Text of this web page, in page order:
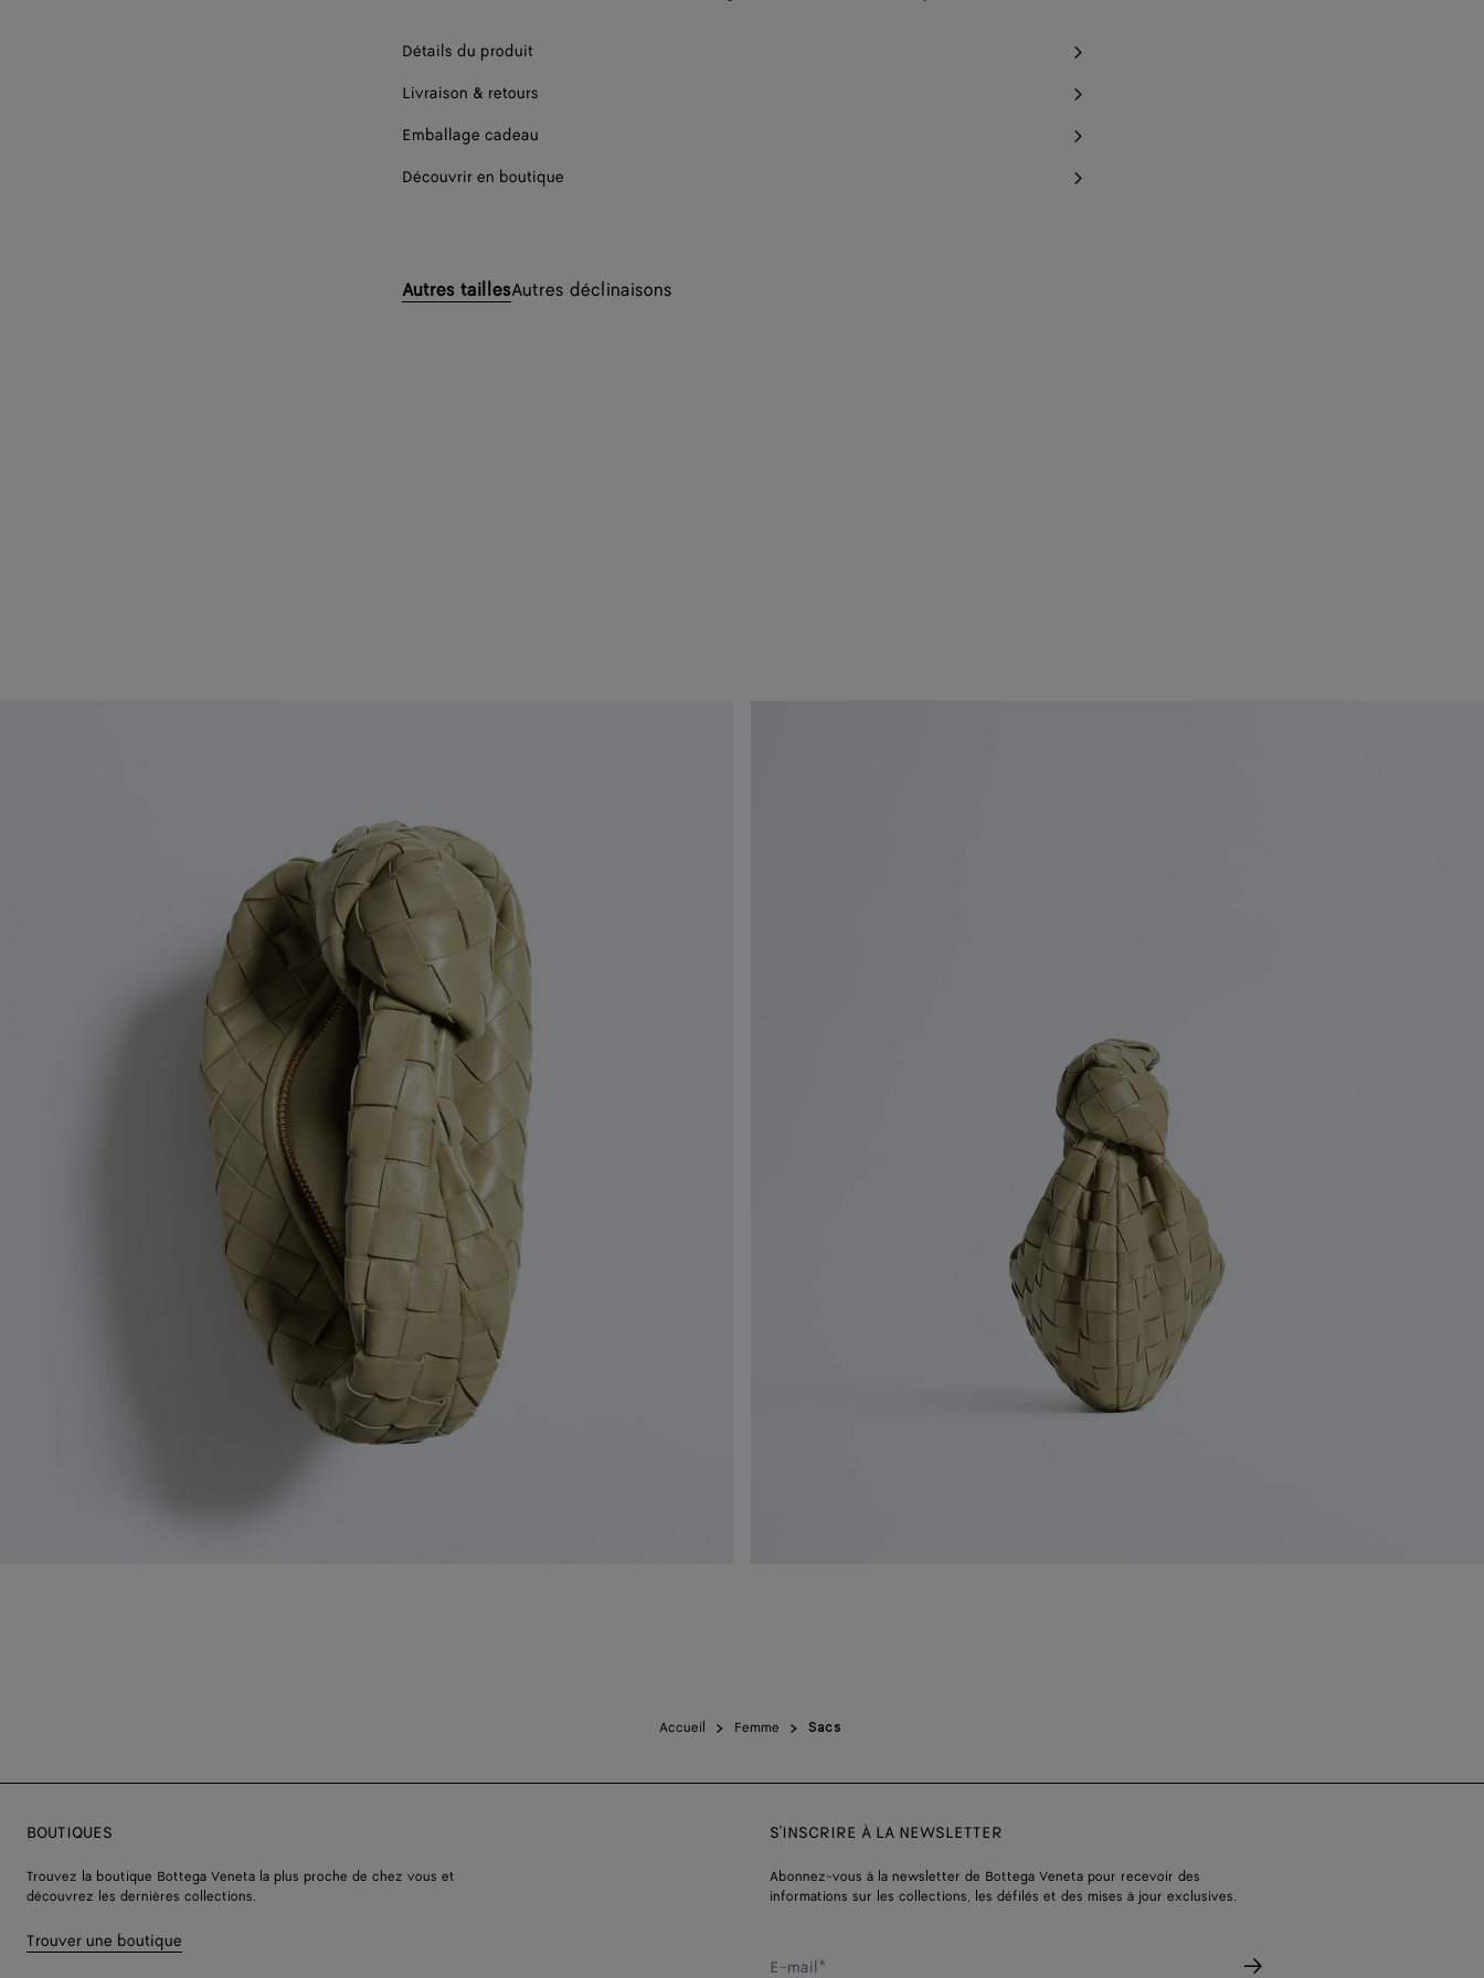
Détails du produit
Livraison & retours
Emballage cadeau
Découvrir en boutique
Autres taillesAutres déclinaisons
Accueil Femme Sacs
BOUTIQUES
Trouvez la boutique Bottega Veneta la plus proche de chez vous et
découvrez les dernières collections.
Trouver une boutique
S'INSCRIRE À LA NEWSLETTER
Abonnez-vous à la newsletter de Bottega Veneta pour recevoir des
informations sur les collections, les défilés et des mises à jour exclusives.
E-mail*